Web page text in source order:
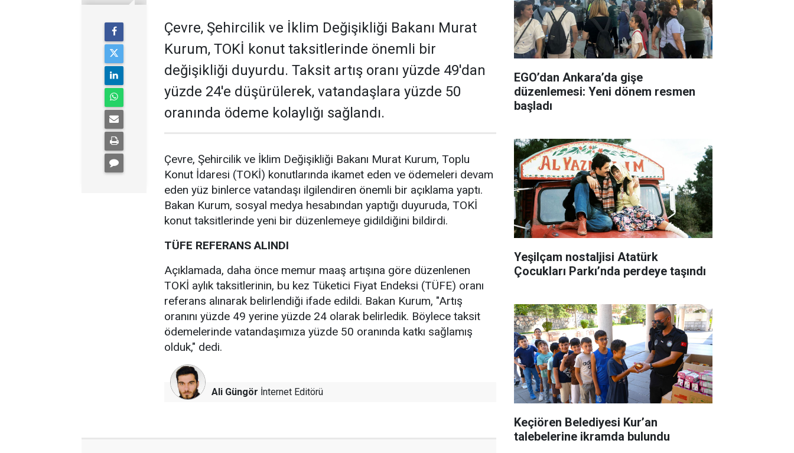
Çevre, Şehircilik ve İklim Değişikliği Bakanı Murat
Kurum, TOKİ konut taksitlerinde önemli bir
değişikliği duyurdu. Taksit artış oranı yüzde 49'dan
yüzde 24'e düşürülerek, vatandaşlara yüzde 50
oranında ödeme kolaylığı sağlandı.
Çevre, Şehircilik ve İklim Değişikliği Bakanı Murat Kurum, Toplu
Konut İdaresi (TOKİ) konutlarında ikamet eden ve ödemeleri devam
eden yüz binlerce vatandaşı ilgilendiren önemli bir açıklama yaptı.
Bakan Kurum, sosyal medya hesabından yaptığı duyuruda, TOKİ
konut taksitlerinde yeni bir düzenlemeye gidildiğini bildirdi.
TÜFE REFERANS ALINDI
Açıklamada, daha önce memur maaş artışına göre düzenlenen
TOKİ aylık taksitlerinin, bu kez Tüketici Fiyat Endeksi (TÜFE) oranı
referans alınarak belirlendiği ifade edildi. Bakan Kurum, "Artış
oranını yüzde 49 yerine yüzde 24 olarak belirledik. Böylece taksit
ödemelerinde vatandaşımıza yüzde 50 oranında katkı sağlamış
olduk," dedi.
Ali Güngör İnternet Editörü
EGO’dan Ankara’da gişe
düzenlemesi: Yeni dönem resmen
başladı
Yeşilçam nostaljisi Atatürk
Çocukları Parkı’nda perdeye taşındı
Keçiören Belediyesi Kur’an
talebelerine ikramda bulundu